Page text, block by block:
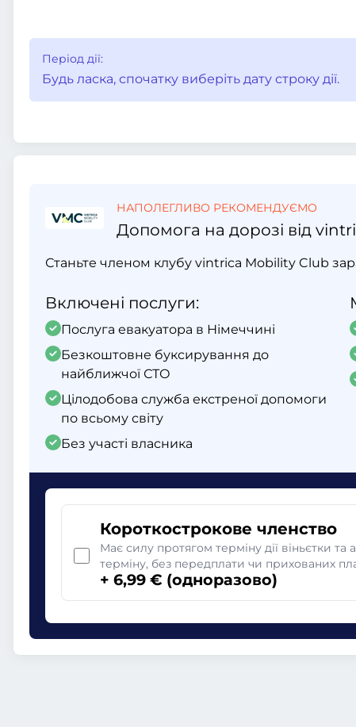
Період дії:
Будь ласка, спочатку виберіть дату строку дії.
НАПОЛЕГЛИВО РЕКОМЕНДУЄМО
Допомога на дорозі від
Станьте членом клубу vintrica Mobility Club
Включені послуги:
Послуга евакуатора в Німеччині
Безкоштовне буксирування до
найближчої СТО
Цілодобова служба екстреної допомоги
по всьому світу
Без участі власника
Короткострокове членство
Має силу протягом терміну дії віньєтки та
терміну, без передплати чи прихованих
+ 6,99 € (одноразово)